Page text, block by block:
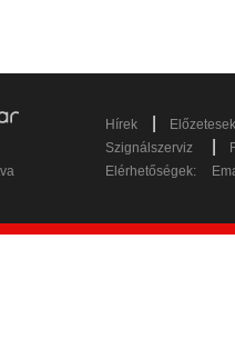
Hírek Előzetesek
Szignálszerviz
Elérhetőségek: